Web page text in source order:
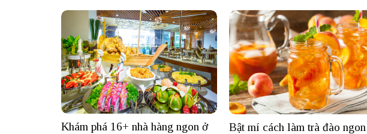
Khám phá 16+ nhà hàng ngon ở
Bật mí cách làm trà đào ngon